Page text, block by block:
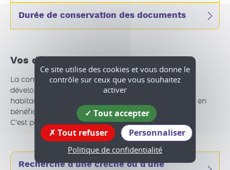
Durée de conservation des documents
Vos démarches de service
La commune et la communauté de communes
développent un ensemble de services pour leurs
habitants. Quelles sont les démarches à suivre pour en
bénéficier ?
C'est par là...
Recherche d'une crèche ou d'une
Ce site utilise des cookies et vous donne le
contrôle sur ceux que vous souhaitez
activer
Tout accepter
Tout refuser
Personnaliser
Politique de confidentialité